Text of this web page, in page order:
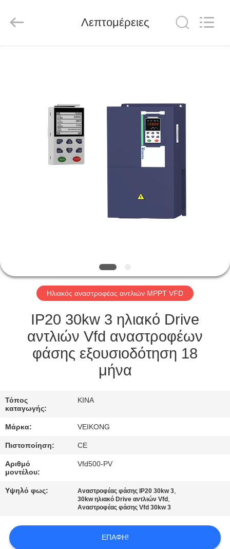
ΠΡΟΪΌΝΤΑ
ΒΊΝΤΕΟ
ΣΧΕΤΙΚΆ
ΠΟΙΟΤΙΚΌΣ
ΈΛΕΓΧΟΣ
ΕΠΙΚΟΙΝΩΝΉΣΤΕ
ΜΑΖΊ
ΖΗΤΉΣΤΕ
ΈΝΑ
ΑΠΌΣΠΑΣΜΑ
ΧΆΡΤΗΣ
ΜΥΣΤΙΚΌΤΗΤΑΣ
Co.,
Reserved.
Λεπτομέρειες
Ηλιακός αναστροφέας αντλιών MPPT VFD
IP20 30kw 3 ηλιακό Drive
αντλιών Vfd αναστροφέων
φάσης εξουσιοδότηση 18
μήνα
Τόπος
καταγωγής:
ΚΙΝΑ
Μάρκα: VEIKONG
Πιστοποίηση: CE
Αριθμό
μοντέλου:
Vfd500-PV
Υψηλό φως: Αναστροφέας φάσης IP20 30kw 3,
30kw ηλιακό Drive αντλιών Vfd ,
Αναστροφέας φάσης Vfd 30kw 3
ΕΠΑΦΉ!